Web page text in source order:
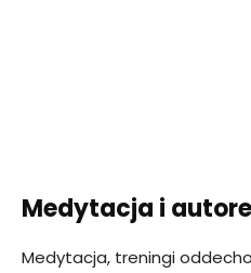
Medytacja i
Medytacja, treningi